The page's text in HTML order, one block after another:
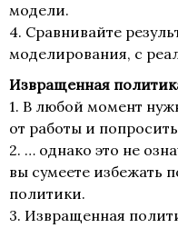
модели.
4. Сравнивайте
моделирования, с
Извращенная
1. В любой момент
от работы и
2. … однако это не
вы сумеете избежать
политики.
3. Извращенная